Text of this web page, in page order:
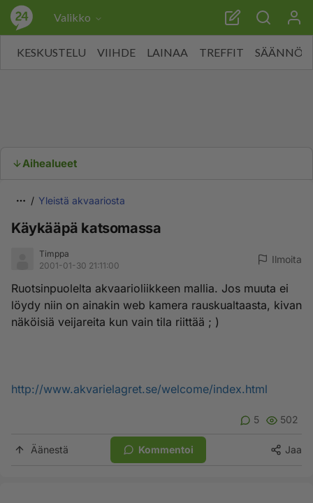
Valikko
KESKUSTELU VIIHDE LAINAA TREFFIT SÄÄNNÖT
Aihealueet
Yleistä akvaariosta
Käykääpä katsomassa
Timppa
2001-01-30 21:11:00
Ilmoita
Ruotsinpuolelta akvaarioliikkeen mallia. Jos muuta ei
löydy niin on ainakin web kamera rauskualtaasta, kivan
näköisiä veijareita kun vain tila riittää ; )
http://www.akvarielagret.se/welcome/index.html
5 502
Äänestä Kommentoi Jaa